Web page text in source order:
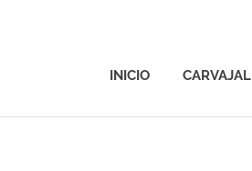
INICIO CARVAJAL